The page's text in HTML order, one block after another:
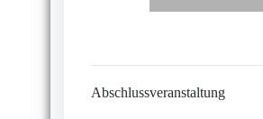
Abschlussveranstaltung